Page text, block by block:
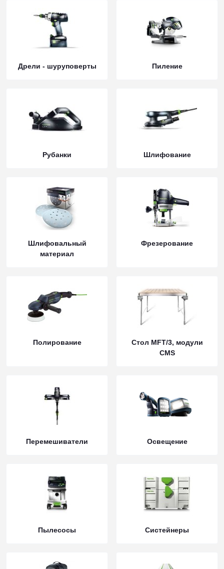
Дрели - шуруповерты Пиление
Рубанки Шлифование
Шлифовальный
материал
Фрезерование
Полирование
Стол MFT/3, модули
CMS
Перемешиватели Освещение
Пылесосы Систейнеры